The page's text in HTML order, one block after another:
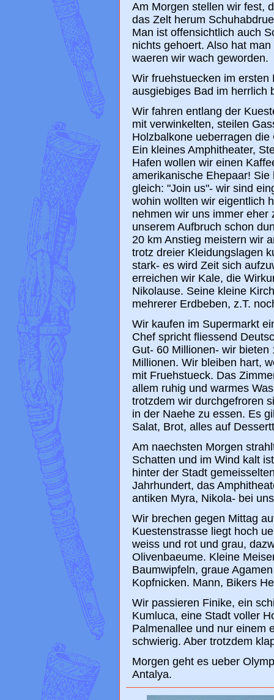
Am Morgen stellen wir fest,
das Zelt herum
Man ist offensichtlich auch
nichts gehoert. Also hat
waeren wir wach geworden.
Wir fruehstuecken im
ausgiebiges Bad im herrlich
Wir fahren entlang der
mit verwinkelten, steilen
Holzbalkone ueberragen
Ein kleines Amphitheater,
Hafen wollen wir einen
amerikanische Ehepaar!
gleich: "Join us"- wir sind
wohin wollten wir eigentlich
nehmen wir uns immer
unserem Aufbruch schon
20 km Anstieg meistern wir
trotz dreier Kleidungslagen
stark- es wird Zeit sich
erreichen wir Kale, die
Nikolause. Seine kleine
mehrerer Erdbeben, z.T.
Wir kaufen im Supermarkt
Chef spricht fliessend
Gut- 60 Millionen- wir
Millionen. Wir bleiben hart,
mit Fruehstueck. Das
allem ruhig und warmes
trotzdem wir durchgefroren
in der Naehe zu essen. Es
Salat, Brot, alles auf
Am naechsten Morgen
Schatten und im Wind kalt
hinter der Stadt
Jahrhundert, das
antiken Myra, Nikola- bei
Wir brechen gegen Mittag
Kuestenstrasse liegt hoch
weiss und rot und grau,
Olivenbaeume. Kleine
Baumwipfeln, graue
Kopfnicken. Mann, Bikers
Wir passieren Finike, ein
Kumluca, eine Stadt voller
Palmenallee und nur einem
schwierig. Aber trotzdem
Morgen geht es ueber
Antalya.